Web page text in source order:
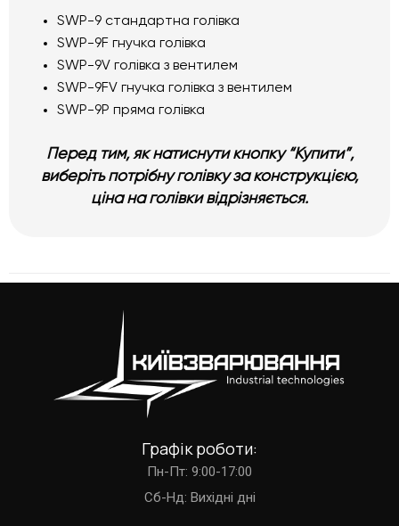
SWP-9 стандартна голівка
SWP-9F гнучка голівка
SWP-9V голівка з вентилем
SWP-9FV гнучка голівка з вентилем
SWP-9P пряма голівка
Перед тим, як натиснути кнопку “Купити”,
виберіть потрібну голівку за конструкцією,
ціна на голівки відрізняється.
Графік роботи:
Пн-Пт: 9:00-17:00
Cб-Нд: Вихідні дні